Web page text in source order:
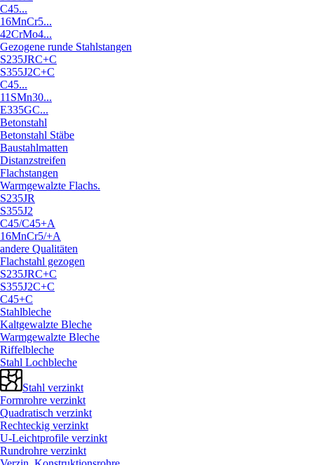
C45...
16MnCr5...
42CrMo4...
Gezogene runde Stahlstangen
S235JRC+C
S355J2C+C
C45...
11SMn30...
E335GC...
Betonstahl
Betonstahl Stäbe
Baustahlmatten
Distanzstreifen
Flachstangen
Warmgewalzte Flachs.
S235JR
S355J2
C45/C45+A
16MnCr5/+A
andere Qualitäten
Flachstahl gezogen
S235JRC+C
S355J2C+C
C45+C
Stahlbleche
Kaltgewalzte Bleche
Warmgewalzte Bleche
Riffelbleche
Stahl Lochbleche
Stahl verzinkt
Formrohre verzinkt
Quadratisch verzinkt
Rechteckig verzinkt
U-Leichtprofile verzinkt
Rundrohre verzinkt